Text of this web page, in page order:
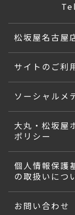
松坂屋名古屋
サイトのご利
ソーシャルメ
大丸・松坂屋
ポリシー
個人情報保護
の取扱いにつ
お問い合わせ